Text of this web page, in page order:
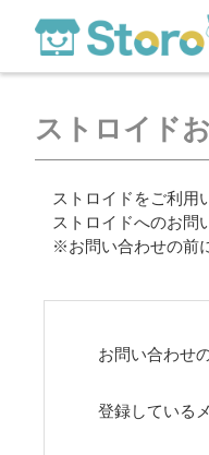
ストロイド
ストロイドをご利用
ストロイドへのお問
※お問い合わせの前
お問い合わせ
登録している